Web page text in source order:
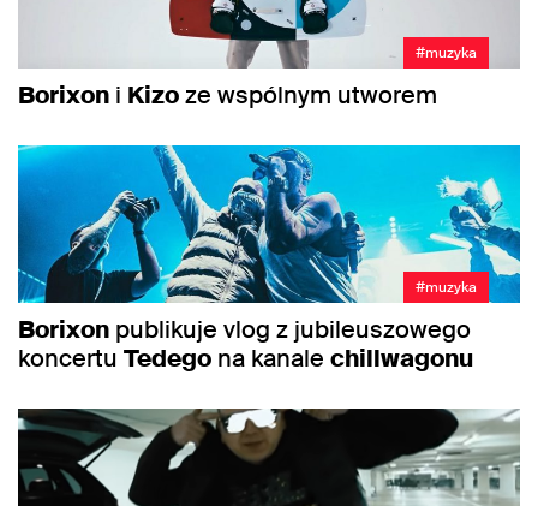
#muzyka
Borixon i Kizoze wspólnym utworem
#muzyka
Borixon publikuje vlog z jubileuszowego
koncertu Tedego na kanale chillwagonu